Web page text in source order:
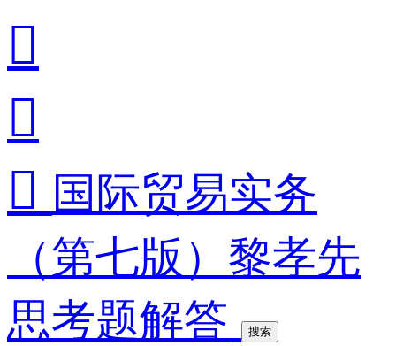


 国际贸易实务
（第七版）黎孝先
思考题解答
搜索